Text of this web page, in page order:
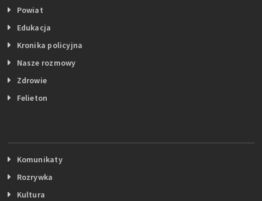
Powiat
Edukacja
Kronika policyjna
Nasze rozmowy
Zdrowie
Felieton
Komunikaty
Rozrywka
Kultura